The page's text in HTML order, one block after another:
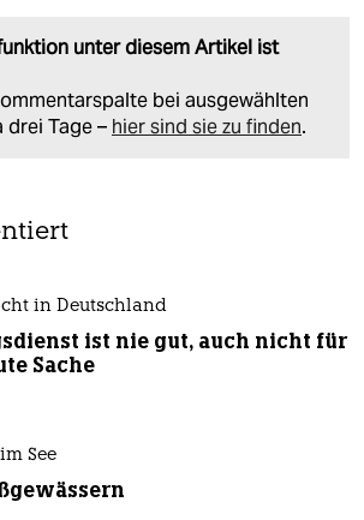
unter diesem Artikel ist
bei ausgewählten
Tage – hier sind sie zu finden.
in Deutschland
ist nie gut, auch nicht für
Sache
See